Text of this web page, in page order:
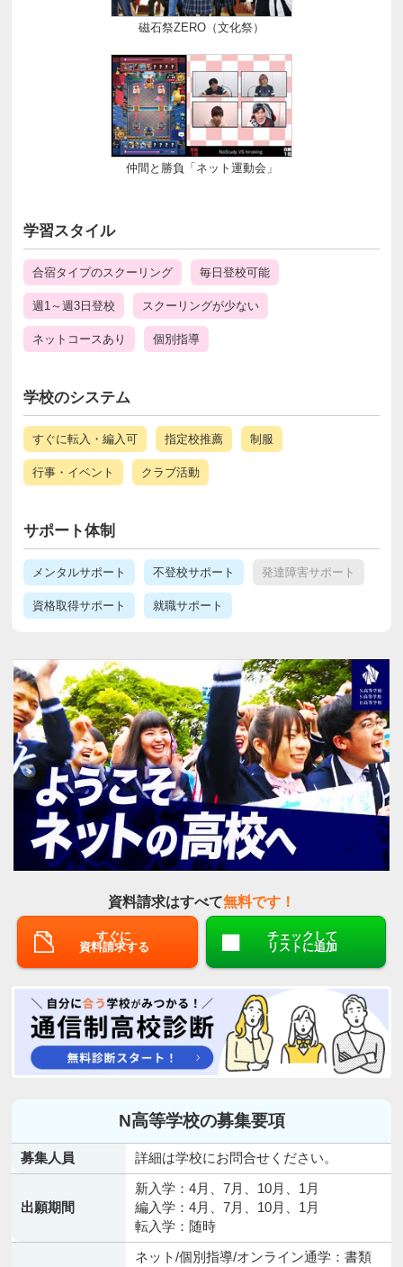
磁石祭ZERO（文化祭）
仲間と勝負「ネット運動会」
学習スタイル
合宿タイプのスクーリング 毎日登校可能
週1～週3日登校 スクーリングが少ない
ネットコースあり 個別指導
学校のシステム
すぐに転入・編入可 指定校推薦 制服
行事・イベント クラブ活動
サポート体制
メンタルサポート 不登校サポート 発達障害サポート
資格取得サポート 就職サポート
資料請求はすべて無料です！
すぐに
資料請求する
チェックして
リストに追加
N高等学校の募集要項
募集人員 詳細は学校にお問合せください。
出願期間
新入学：4月、7月、10月、1月
編入学：4月、7月、10月、1月
転入学：随時
ネット/個別指導/オンライン通学：書類